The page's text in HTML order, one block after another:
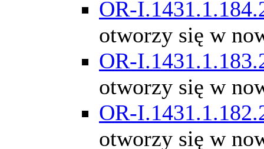
OR-
otworzy się w
OR-
otworzy się w
OR-
otworzy się w